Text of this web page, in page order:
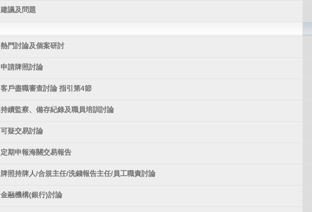
建議及問題
熱門討論及個案研討
申請牌照討論
客戶盡職審查討論 指引第4節
持續監察、備存紀錄及職員培訓討論
可疑交易討論
定期申報海關交易報告
牌照持牌人/合規主任/洗錢報告主任/員工職責討論
金融機構(銀行)討論